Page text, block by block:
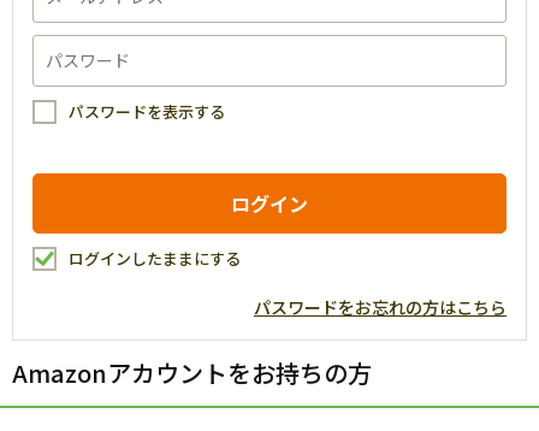
パスワードを表示する
ログインしたままにする
パスワードをお忘れの方はこちら
Amazonアカウントをお持ちの方